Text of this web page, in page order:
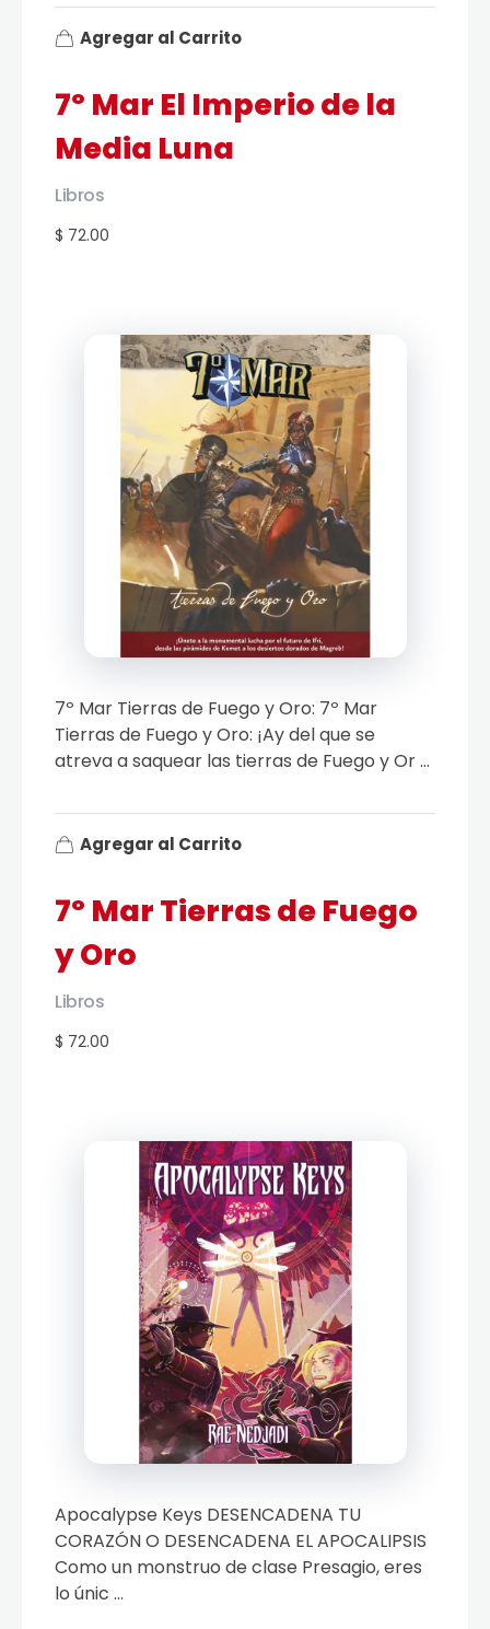
7º Mar El Imperio de la
Media Luna
$ 72.00
Libros
Agregar al Carrito
7º Mar Tierras de Fuego
y Oro
$ 72.00
Libros
7º Mar Tierras de Fuego y Oro: 7º Mar
Tierras de Fuego y Oro: ¡Ay del que se
atreva a saquear las tierras de Fuego y Or ...
Agregar al Carrito
Apocalypse Keys DESENCADENA TU
CORAZÓN O DESENCADENA EL APOCALIPSIS
Como un monstruo de clase Presagio, eres
lo únic ...